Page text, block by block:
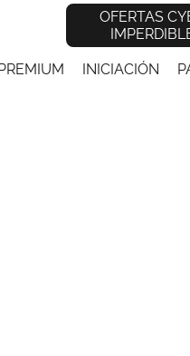
OFERTAS
INICIACIÓN